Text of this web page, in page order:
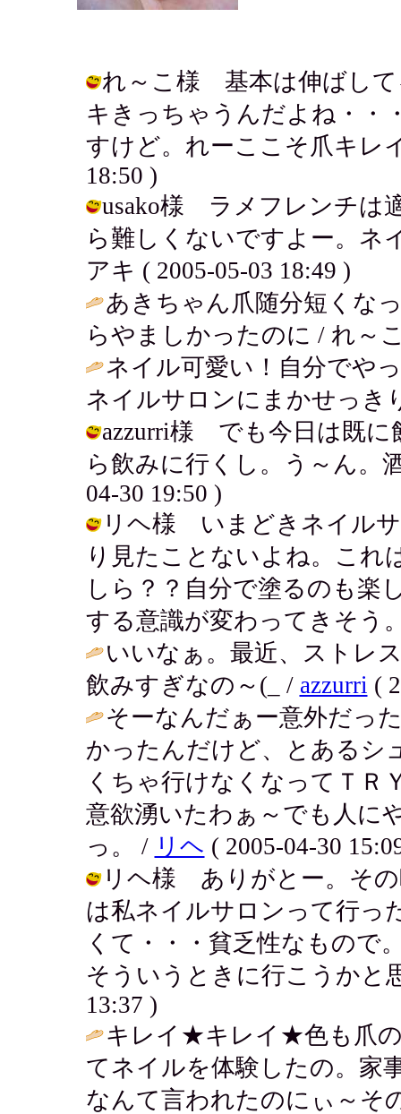
れ～こ様 基本は伸ばし
キきっちゃうんだよね・・
すけど。れーここそ爪キレ
18:50 )
usako様 ラメフレンチは
ら難しくないですよー。ネ
アキ ( 2005-05-03 18:49 )
あきちゃん爪随分短くな
らやましかったのに / れ～
ネイル可愛い！自分でや
ネイルサロンにまかせっき
azzurri様 でも今日は既に
ら飲みに行くし。う～ん。
04-30 19:50 )
リヘ様 いまどきネイル
り見たことないよね。これ
しら？？自分で塗るのも楽
する意識が変わってきそう
いいなぁ。最近、ストレ
飲みすぎなの～(_ / azzurri (
そーなんだぁー意外だっ
かったんだけど、とあるシ
くちゃ行けなくなってＴＲ
意欲湧いたわぁ～でも人に
っ。 / リヘ ( 2005-04-30
リヘ様 ありがとー。その
は私ネイルサロンって行っ
くて・・・貧乏性なもので
そういうときに行こうかと
13:37 )
キレイ★キレイ★色も爪
てネイルを体験したの。家
なんて言われたのにぃ～そ